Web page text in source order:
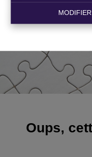
Oups,